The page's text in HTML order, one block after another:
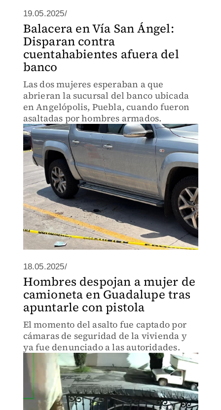
19.05.2025/
Balacera en Vía San Ángel:
Disparan contra
cuentahabientes afuera del
banco
Las dos mujeres esperaban a que
abrieran la sucursal del banco ubicada
en Angelópolis, Puebla, cuando fueron
asaltadas por hombres armados.
18.05.2025/
Hombres despojan a mujer de
camioneta en Guadalupe tras
apuntarle con pistola
El momento del asalto fue captado por
cámaras de seguridad de la vivienda y
ya fue denunciado a las autoridades.